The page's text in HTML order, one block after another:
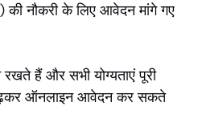
की नौकरी के लिए आवेदन मांगे गए
हैं और सभी योग्यताएं पूरी
ऑनलाइन आवेदन कर सकते